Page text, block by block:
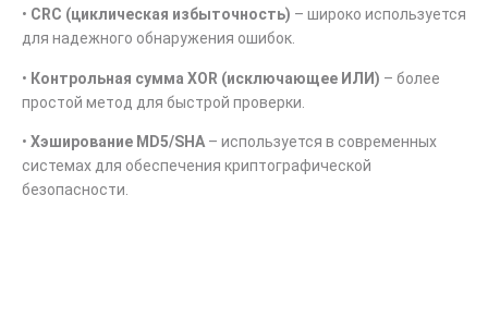
• CRC (циклическая избыточность) – широко используется
для надежного обнаружения ошибок.
• Контрольная сумма XOR (исключающее ИЛИ) – более
простой метод для быстрой проверки.
• Хэширование MD5/SHA – используется в современных
системах для обеспечения криптографической
безопасности.